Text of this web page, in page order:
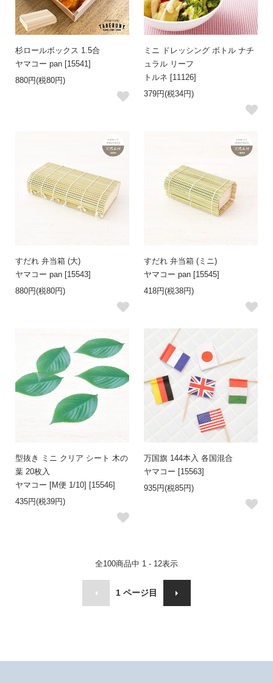
杉ロールボックス 1.5合
ヤマコー pan [15541]
880円(税80円)
ミニ ドレッシング ボトル ナチ
ュラル リーフ
トルネ [11126]
379円(税34円)
すだれ 弁当箱 (大)
ヤマコー pan [15543]
880円(税80円)
すだれ 弁当箱 (ミニ)
ヤマコー pan [15545]
418円(税38円)
型抜き ミニ クリア シート 木の
葉 20枚入
ヤマコー [M便 1/10] [15546]
435円(税39円)
万国旗 144本入 各国混合
ヤマコー [15563]
935円(税85円)
全100商品中 1 - 12表示
1 ページ目